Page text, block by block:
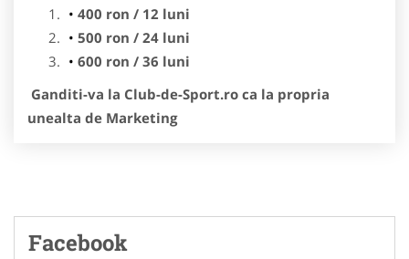
400 ron / 12 luni
500 ron / 24 luni
600 ron / 36 luni
Ganditi-va la Club-de-Sport.ro ca la propria
unealta de Marketing
Facebook